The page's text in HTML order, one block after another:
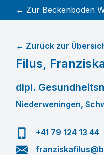
← Zur Beckenboden
Filus, Franziska
← Zurück zur
dipl.
Niederweningen,
+41 79 124 13 44